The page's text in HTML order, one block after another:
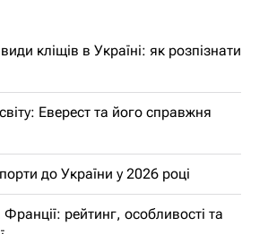
кліщів в Україні: як розпізнати
Еверест та його справжня
до України у 2026 році
рейтинг, особливості та